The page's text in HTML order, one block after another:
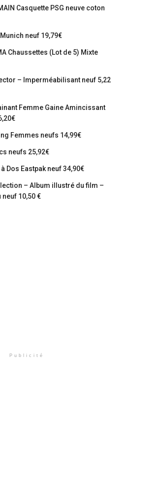
Casquette PSG neuve coton
neuf 19,79€
Chaussettes (Lot de 5) Mixte
– Imperméabilisant neuf 5,22
Femme Gaine Amincissant
Femmes neufs 14,99€
neufs 25,92€
Dos Eastpak neuf 34,90€
– Album illustré du film –
neuf 10,50 €
Publicité